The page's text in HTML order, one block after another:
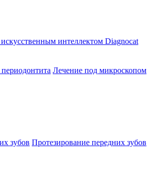
интеллектом Diagnocat
Лечение под микроскопом
зубов Протезирование передних зубов